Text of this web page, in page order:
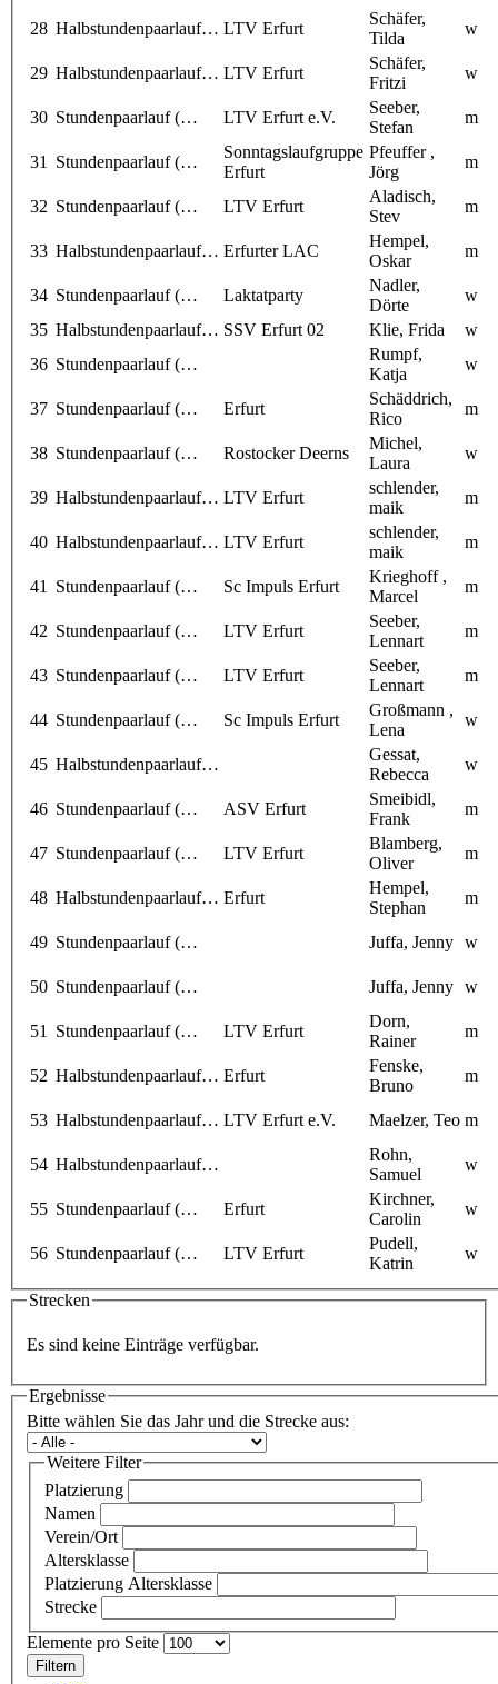
28 Halbstundenpaarlauf… LTV Erfurt
Schäfer,
Tilda
w
29 Halbstundenpaarlauf… LTV Erfurt
Schäfer,
Fritzi
w
30 Stundenpaarlauf (… LTV Erfurt e.V.
Seeber,
Stefan
m
31 Stundenpaarlauf (…
Sonntagslaufgruppe
Erfurt
Pfeuffer ,
Jörg
m
32 Stundenpaarlauf (… LTV Erfurt
Aladisch,
Stev
m
33 Halbstundenpaarlauf… Erfurter LAC
Hempel,
Oskar
m
34 Stundenpaarlauf (… Laktatparty
Nadler,
Dörte
w
35 Halbstundenpaarlauf… SSV Erfurt 02 Klie, Frida
w
36 Stundenpaarlauf (…
Rumpf,
Katja
w
37 Stundenpaarlauf (… Erfurt
Schäddrich,
Rico
m
38 Stundenpaarlauf (… Rostocker Deerns
Michel,
Laura
w
39 Halbstundenpaarlauf… LTV Erfurt
schlender,
maik
m
40 Halbstundenpaarlauf… LTV Erfurt
schlender,
maik
m
41 Stundenpaarlauf (… Sc Impuls Erfurt
Krieghoff ,
Marcel
m
42 Stundenpaarlauf (… LTV Erfurt
Seeber,
Lennart
m
43 Stundenpaarlauf (… LTV Erfurt
Seeber,
Lennart
m
44 Stundenpaarlauf (… Sc Impuls Erfurt
Großmann ,
Lena
w
45 Halbstundenpaarlauf…
Gessat,
Rebecca
w
46 Stundenpaarlauf (… ASV Erfurt
Smeibidl,
Frank
m
47 Stundenpaarlauf (… LTV Erfurt
Blamberg,
Oliver
m
48 Halbstundenpaarlauf… Erfurt
Hempel,
Stephan
m
49 Stundenpaarlauf (… Juffa, Jenny w
50 Stundenpaarlauf (… Juffa, Jenny w
51 Stundenpaarlauf (… LTV Erfurt
Dorn,
Rainer
m
52 Halbstundenpaarlauf… Erfurt
Fenske,
Bruno
m
53 Halbstundenpaarlauf… LTV Erfurt e.V. Maelzer, Teo m
54 Halbstundenpaarlauf…
Rohn,
Samuel
w
55 Stundenpaarlauf (… Erfurt
Kirchner,
Carolin
w
56 Stundenpaarlauf (… LTV Erfurt
Pudell,
Katrin
w
Strecken
Es sind keine Einträge verfügbar.
Ergebnisse
Bitte wählen Sie das Jahr und die Strecke aus:
Weitere Filter
Platzierung
Namen
Verein/Ort
Altersklasse
Platzierung Altersklasse
Strecke
Elemente pro Seite